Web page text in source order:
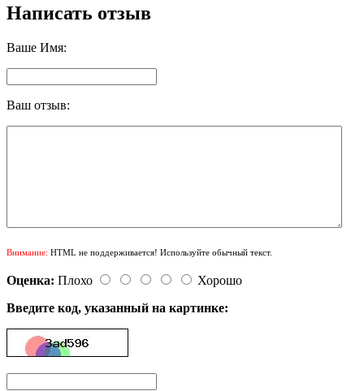
Написать отзыв
Ваше Имя:
Ваш отзыв:
Внимание: HTML не поддерживается! Используйте обычный текст.
Оценка: Плохо
Хорошо
Введите код, указанный на картинке: